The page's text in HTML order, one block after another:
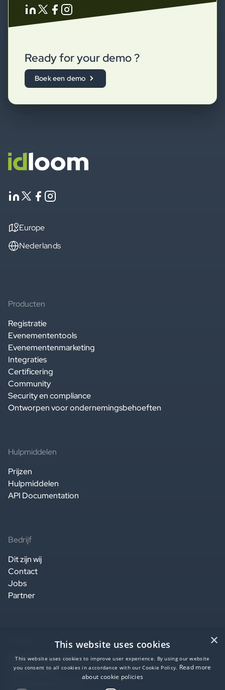
Ready for your demo ?
Boek een demo
Europe
Nederlands
Producten
Registratie
Evenemententools
Evenementenmarketing
Integraties
Certificering
Community
Security en compliance
Ontworpen voor ondernemingsbehoeften
Hulpmiddelen
Prijzen
Hulpmiddelen
API Documentation
Bedrijf
Dit zijn wij
Contact
Jobs
Partner
Website terms of use
Privacy notice
×
This website uses cookies
This website uses cookies to improve user experience. By using our website
you consent to all cookies in accordance with our Cookie Policy. Read more
about cookie policies